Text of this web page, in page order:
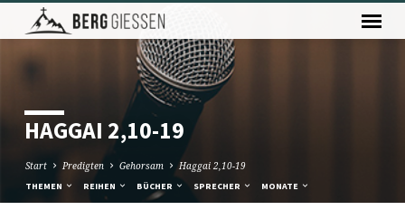
HAGGAI 2,10-19
Start Predigten Gehorsam Haggai 2,10-19
THEMEN REIHEN BÜCHER SPRECHER MONATE